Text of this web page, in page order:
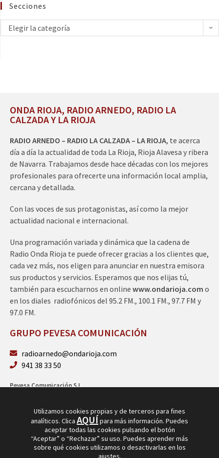
Secciones
Elegir la categoría
ONDA RIOJA, RADIO ARNEDO, RADIO LA
CALZADA Y LA RIOJA
RADIO ARNEDO – RADIO LA CALZADA – LA RIOJA, te acerca
día a día la actualidad de toda La Rioja, Rioja Alavesa y ribera
de Navarra. Trabajamos desde hace décadas con los mejores
profesionales para ofrecerte una información local amplia,
cercana y detallada.
Con las voces de sus protagonistas, así como la mejor
actualidad nacional e internacional.
Una programación variada y dinámica que la cadena de
Radio Onda Rioja te puede ofrecer gracias a los clientes que,
cada vez más, nos eligen para anunciar en nuestra emisora
sus productos y servicios. Esperamos que nos elijas tú,
también para escucharnos en online www.ondarioja.com o
en los diales radiofónicos del 95.2 FM., 100.1 FM., 97.7 FM y
97.0 FM.
GRUPO PEVESA COMUNICACIÓN
radioarnedo@ondarioja.com
941 38 33 50
Pevesa Comunicación S.L.
Utilizamos cookies propias y de terceros para fines
analíticos. Clica AQUÍpara más información. Puedes
aceptar todas las cookies pulsando el botón
“Aceptar” o “Rechazar” su uso. Puedes aprender más
sobre qué cookies utilizamos o desactivarlas en los
ajustes.